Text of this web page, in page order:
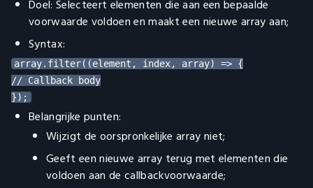
Doel: Selecteert elementen die aan een bepaalde
voorwaarde voldoen en maakt een nieuwe array aan;
Syntax:
array.filter((element, index, array) => {
// Callback body
Belangrijke punten:
Wijzigt de oorspronkelijke array niet;
Geeft een nieuwe array terug met elementen die
voldoen aan de callbackvoorwaarde;